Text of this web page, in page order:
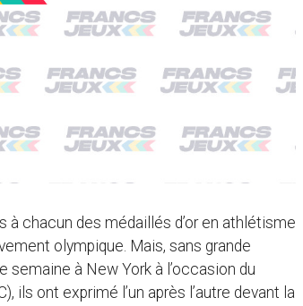
chacun des médaillés d’or en athlétisme
olympique. Mais, sans grande
à New York à l’occasion du
ils ont exprimé l’un après l’autre devant la